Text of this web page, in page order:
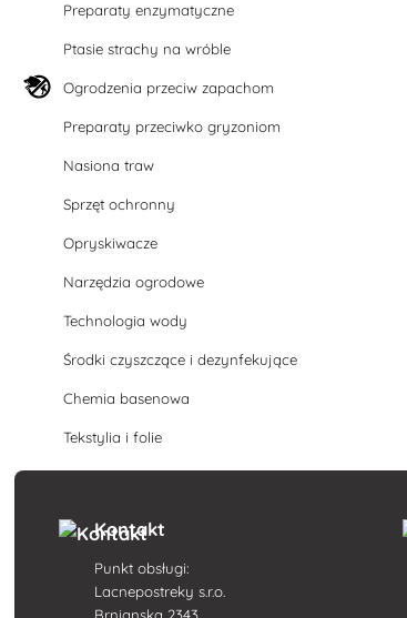
Preparaty enzymatyczne
Ptasie strachy na wróble
Ogrodzenia przeciw zapachom
Preparaty przeciwko gryzoniom
Nasiona traw
Sprzęt ochronny
Opryskiwacze
Narzędzia ogrodowe
Technologia wody
Środki czyszczące i dezynfekujące
Chemia basenowa
Tekstylia i folie
Kontakt
Punkt obsługi:
Lacnepostreky s.r.o.